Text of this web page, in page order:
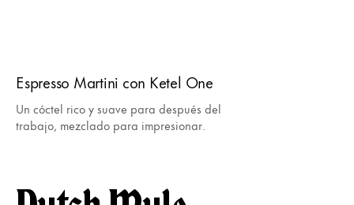
Espresso Martini con Ketel One
Un cóctel rico y suave para después del
trabajo, mezclado para impresionar.